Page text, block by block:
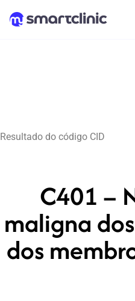
Resultado do código CID
C401 –
maligna
dos